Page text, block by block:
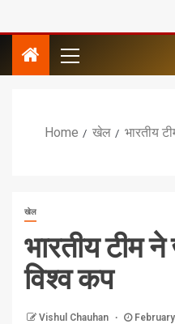
Home खेल भारतीय
खेल
भारतीय टीम
विश्व कप
Vishul Chauhan